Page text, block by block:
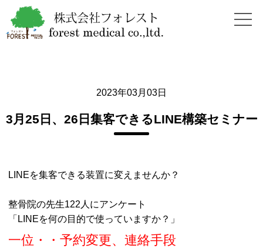
2023年03月03日
3月25日、26日集客できるLINE構築セミナー
LINEを集客できる装置に変えませんか？
整骨院の先生122人にアンケート
「LINEを何の目的で使っていますか？」
一位・・予約変更、連絡手段